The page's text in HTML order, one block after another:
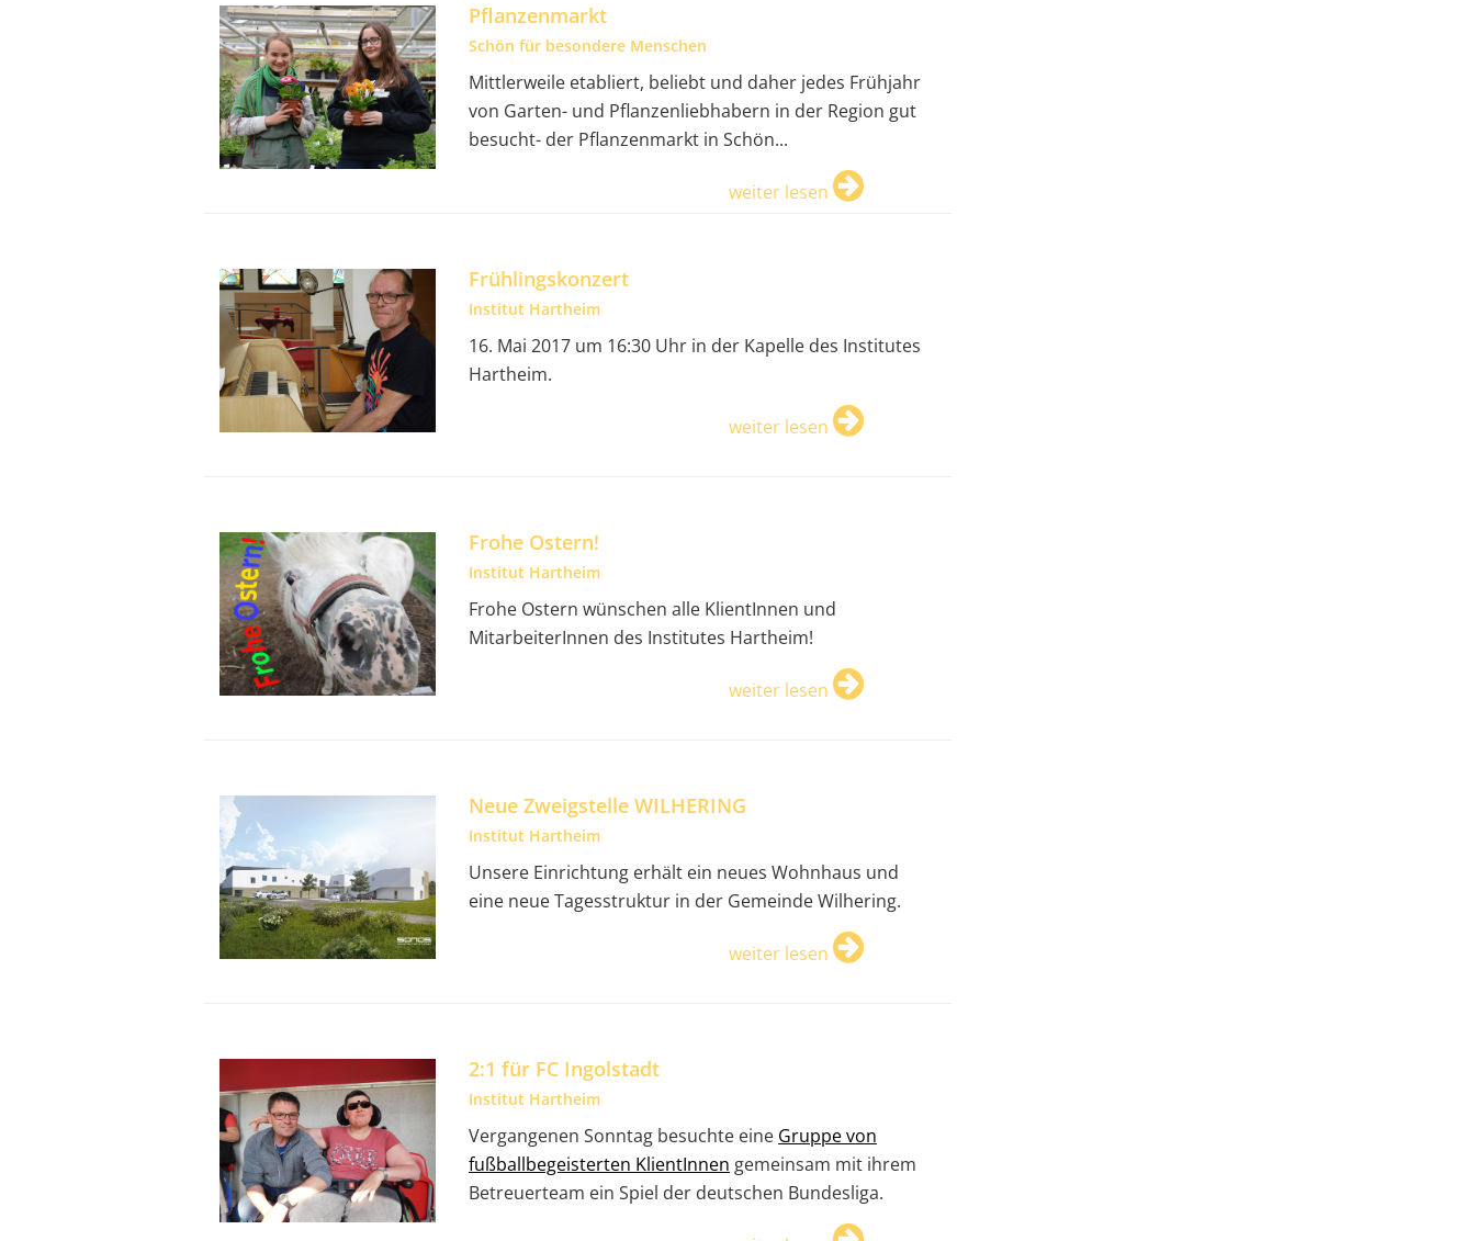
Pflanzenmarkt
Schön für besondere Menschen
Mittlerweile etabliert, beliebt und daher jedes Frühjahr
von Garten- und Pflanzenliebhabern in der Region gut
besucht- der Pflanzenmarkt in Schön...
weiter lesen
Frühlingskonzert
Institut Hartheim
16. Mai 2017 um 16:30 Uhr in der Kapelle des Institutes
Hartheim.
weiter lesen
Frohe Ostern!
Institut Hartheim
Frohe Ostern wünschen alle KlientInnen und
MitarbeiterInnen des Institutes Hartheim!
weiter lesen
Neue Zweigstelle WILHERING
Institut Hartheim
Unsere Einrichtung erhält ein neues Wohnhaus und
eine neue Tagesstruktur in der Gemeinde Wilhering.
weiter lesen
2:1 für FC Ingolstadt
Institut Hartheim
Vergangenen Sonntag besuchte eine Gruppe von
fußballbegeisterten KlientInnen gemeinsam mit ihrem
Betreuerteam ein Spiel der deutschen Bundesliga.